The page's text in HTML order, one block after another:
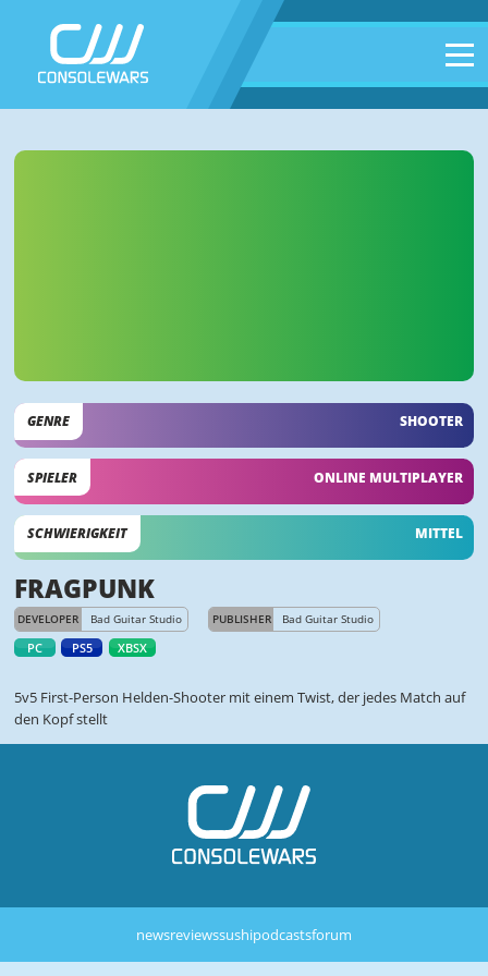
GENRE SHOOTER
SPIELER ONLINE MULTIPLAYER
SCHWIERIGKEIT MITTEL
FRAGPUNK
DEVELOPER Bad Guitar Studio PUBLISHER Bad Guitar Studio
PC PS5 XBSX
5v5 First-Person Helden-Shooter mit einem Twist, der jedes Match auf
den Kopf stellt
newsreviewssushipodcastsforum